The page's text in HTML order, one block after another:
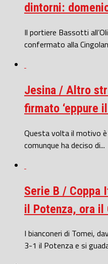
dintorni:
Il portiere Bassotti
confermato alla
Jesina / Altro
firmato ‘eppure
Questa volta il motivo è
comunque ha deciso di...
Serie B /
il Potenza, ora il
I bianconeri di Tomei,
3-1 il Potenza e si